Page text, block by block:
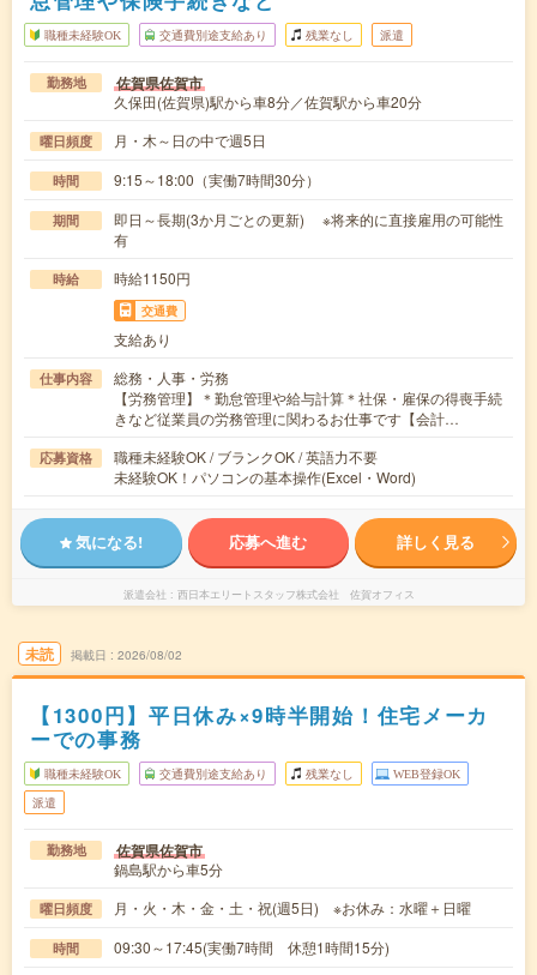
職種未経験OK 交通費別途支給あり 残業なし 派遣
勤務地 佐賀県佐賀市
久保田(佐賀県)駅から車8分／佐賀駅から車20分
曜日頻度 月・木～日の中で週5日
時間 9:15～18:00（実働7時間30分）
期間
即日～長期(3か月ごとの更新) ※将来的に直接雇用の可能性
有
時給 時給1150円
交通費
支給あり
仕事内容
総務・人事・労務
【労務管理】＊勤怠管理や給与計算＊社保・雇保の得喪手続
きなど従業員の労務管理に関わるお仕事です【会計…
応募資格
職種未経験OK / ブランクOK / 英語力不要
未経験OK！パソコンの基本操作(Excel・Word)
気になる! 応募へ進む 詳しく見る
派遣会社 西日本エリートスタッフ株式会社 佐賀オフィス
未読 掲載日 2026/08/02
【1300円】平日休み×9時半開始！住宅メーカ
ーでの事務
職種未経験OK 交通費別途支給あり 残業なし WEB登録OK
派遣
勤務地 佐賀県佐賀市
鍋島駅から車5分
曜日頻度 月・火・木・金・土・祝(週5日) ※お休み：水曜＋日曜
時間 09:30～17:45(実働7時間 休憩1時間15分)